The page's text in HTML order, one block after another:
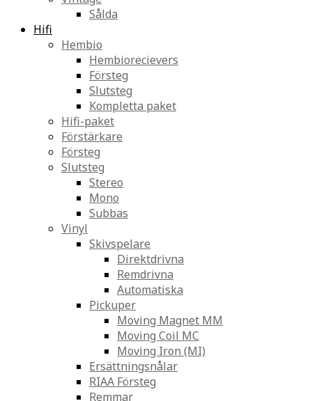
Sålda
Hifi
Hembio
Hembiorecievers
Försteg
Slutsteg
Kompletta paket
Hifi-paket
Förstärkare
Försteg
Slutsteg
Stereo
Mono
Subbas
Vinyl
Skivspelare
Direktdrivna
Remdrivna
Automatiska
Pickuper
Moving Magnet MM
Moving Coil MC
Moving Iron (MI)
Ersättningsnålar
RIAA Försteg
Remmar